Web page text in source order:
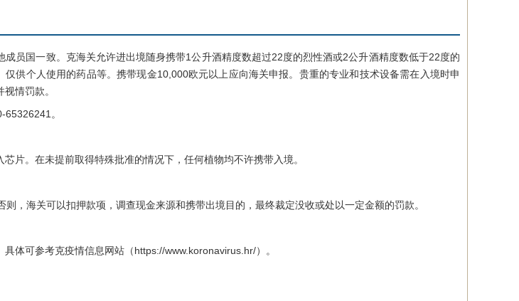
国一致。克海关允许进出境随身携带1公升酒精度数超过22度的烈性酒或2公升酒精度数低于22度的
供个人使用的药品等。携带现金10,000欧元以上应向海关申报。贵重的专业和技术设备需在入境时申
情罚款。
。
。在未提前取得特殊批准的情况下，任何植物均不许携带入境。
海关可以扣押款项，调查现金来源和携带出境目的，最终裁定没收或处以一定金额的罚款。
可参考克疫情信息网站（https://www.koronavirus.hr/）。